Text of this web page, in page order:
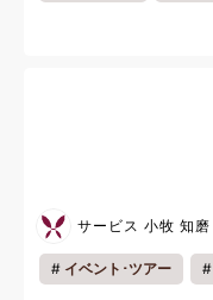
サービス 小牧 知磨
イベント･ツアー